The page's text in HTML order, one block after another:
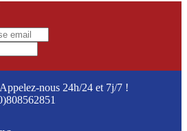
nous 24h/24 et 7j/7 !